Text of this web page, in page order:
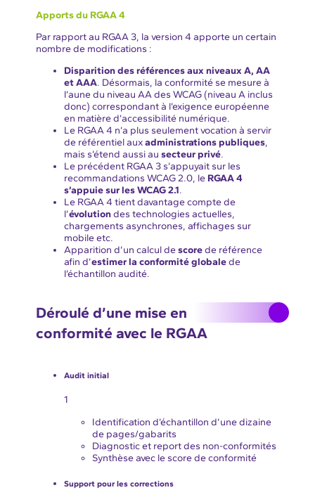
Apports du RGAA 4
Par rapport au RGAA 3, la version 4 apporte un certain
nombre de modifications :
Disparition des références aux niveaux A, AA
et AAA. Désormais, la conformité se mesure à
l’aune du niveau AA des WCAG (niveau A inclus
donc) correspondant à l’exigence européenne
en matière d’accessibilité numérique.
Le RGAA 4 n’a plus seulement vocation à servir
de référentiel auxadministrations publiques,
mais s’étend aussi ausecteur privé.
Le précédent RGAA 3 s’appuyait sur les
recommandations WCAG 2.0, le RGAA 4
s’appuie sur les WCAG 2.1.
Le RGAA 4 tient davantage compte de
l’évolutiondes technologies actuelles,
chargements asynchrones, affichages sur
mobile etc.
Apparition d’un calcul descorede référence
afin d’estimer la conformité globalede
l’échantillon audité.
Déroulé d’une mise en
conformité avec le RGAA
Audit initial
1
Identification d’échantillon d’une dizaine
de pages/gabarits
Diagnostic et report des non-conformités
Synthèse avec le score de conformité
Support pour les corrections